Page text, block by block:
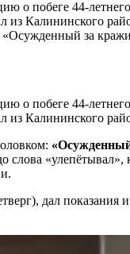
о побеге 44-
Калининского
за
о побеге 44-
Калининского
«Осужденный
слова
дал показания